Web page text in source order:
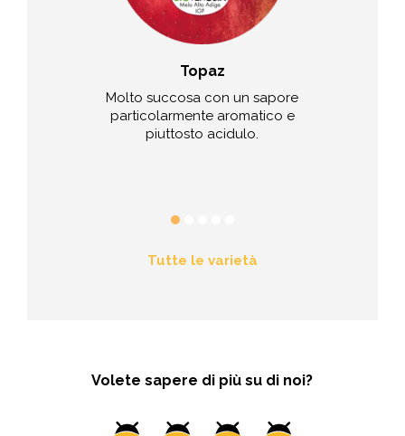
Topaz
Molto succosa con un sapore
particolarmente aromatico e
piuttosto acidulo.
Tutte le varietà
Volete sapere di più su di noi?